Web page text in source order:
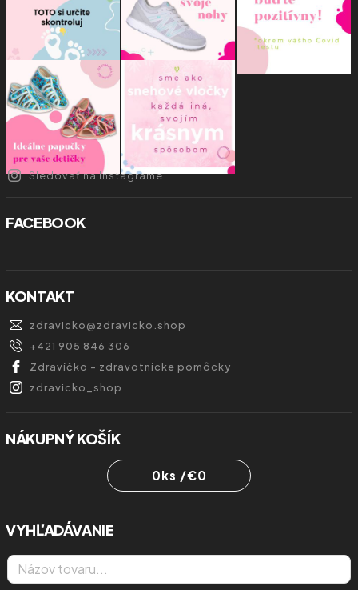
Sledovať na Instagrame
FACEBOOK
KONTAKT
zdravicko@zdravicko.shop
+421 905 846 306
Zdravíčko - zdravotnícke pomôcky
zdravicko_shop
NÁKUPNÝ KOŠÍK
0ks /€0
VYHĽADÁVANIE